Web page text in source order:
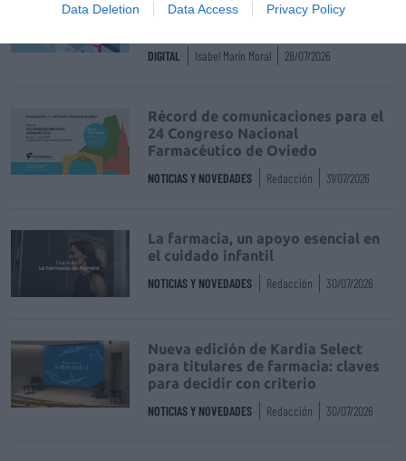
Data Deletion Data Access Privacy Policy
de uso humano: seguridad y
DIGITAL Isabel Marín Moral 28/07/2026
Récord de comunicaciones para el
24 Congreso Nacional
Farmacéutico de Oviedo
NOTICIAS Y NOVEDADES Redacción 31/07/2026
La farmacia, un apoyo esencial en
el cuidado infantil
NOTICIAS Y NOVEDADES Redacción 30/07/2026
Nueva edición de Kardia Select
para titulares de farmacia: claves
para decidir con criterio
NOTICIAS Y NOVEDADES Redacción 30/07/2026